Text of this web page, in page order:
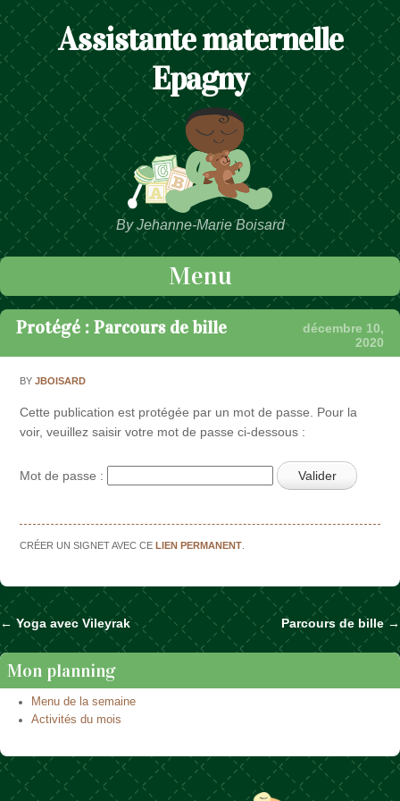
Assistante maternelle
Epagny
By Jehanne-Marie Boisard
Menu
Passer au contenu
Protégé : Parcours de bille
décembre 10,
2020
BYJBOISARD
Cette publication est protégée par un mot de passe. Pour la
voir, veuillez saisir votre mot de passe ci-dessous :
Mot de passe :
CRÉER UN SIGNET AVEC CELIEN PERMANENT
Naviguer dans les articles
←Yoga avec Vileyrak Parcours de bille→
Mon planning
Menu de la semaine
Activités du mois